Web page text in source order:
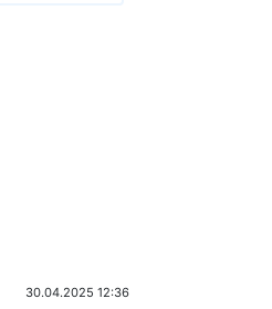
30.04.2025 12:36